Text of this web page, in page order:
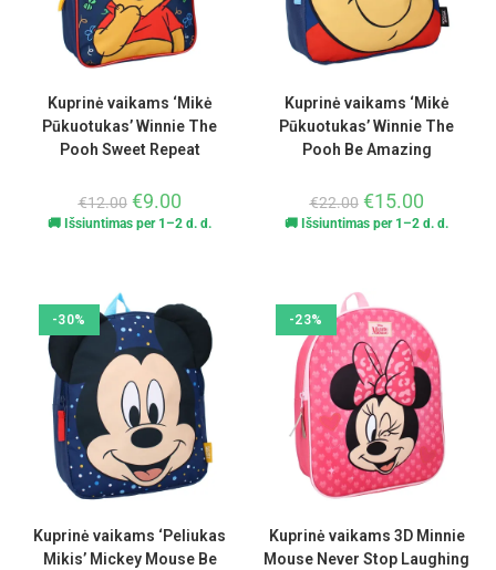
Kuprinė vaikams ‘Mikė
Pūkuotukas’ Winnie The
Pooh Sweet Repeat
€12.00 €9.00
🚚 Išsiuntimas per 1–2 d. d.
Kuprinė vaikams ‘Mikė
Pūkuotukas’ Winnie The
Pooh Be Amazing
€22.00 €15.00
🚚 Išsiuntimas per 1–2 d. d.
-30%
Kuprinė vaikams ‘Peliukas
Mikis’ Mickey Mouse Be
-23%
Kuprinė vaikams 3D Minnie
Mouse Never Stop Laughing